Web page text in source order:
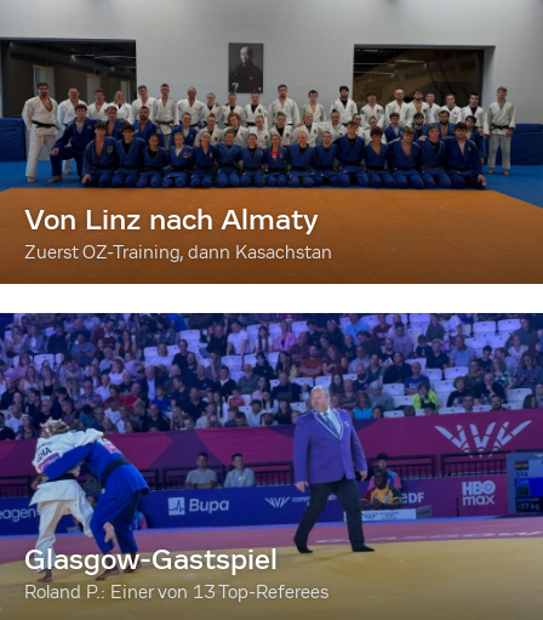
Von Linz nach Almaty
Zuerst OZ-Training, dann Kasachstan
Glasgow-Gastspiel
Roland P.: Einer von 13 Top-Referees